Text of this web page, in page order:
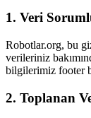
1. Veri
Robotlar.org, bu
verileriniz
bilgilerimiz footer
2. Toplanan